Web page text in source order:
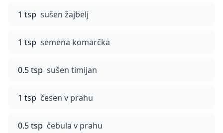
1 tsp sušen žajbelj
1 tsp semena komarčka
0.5 tsp sušen timijan
1 tsp česen v prahu
0.5 tsp čebula v prahu